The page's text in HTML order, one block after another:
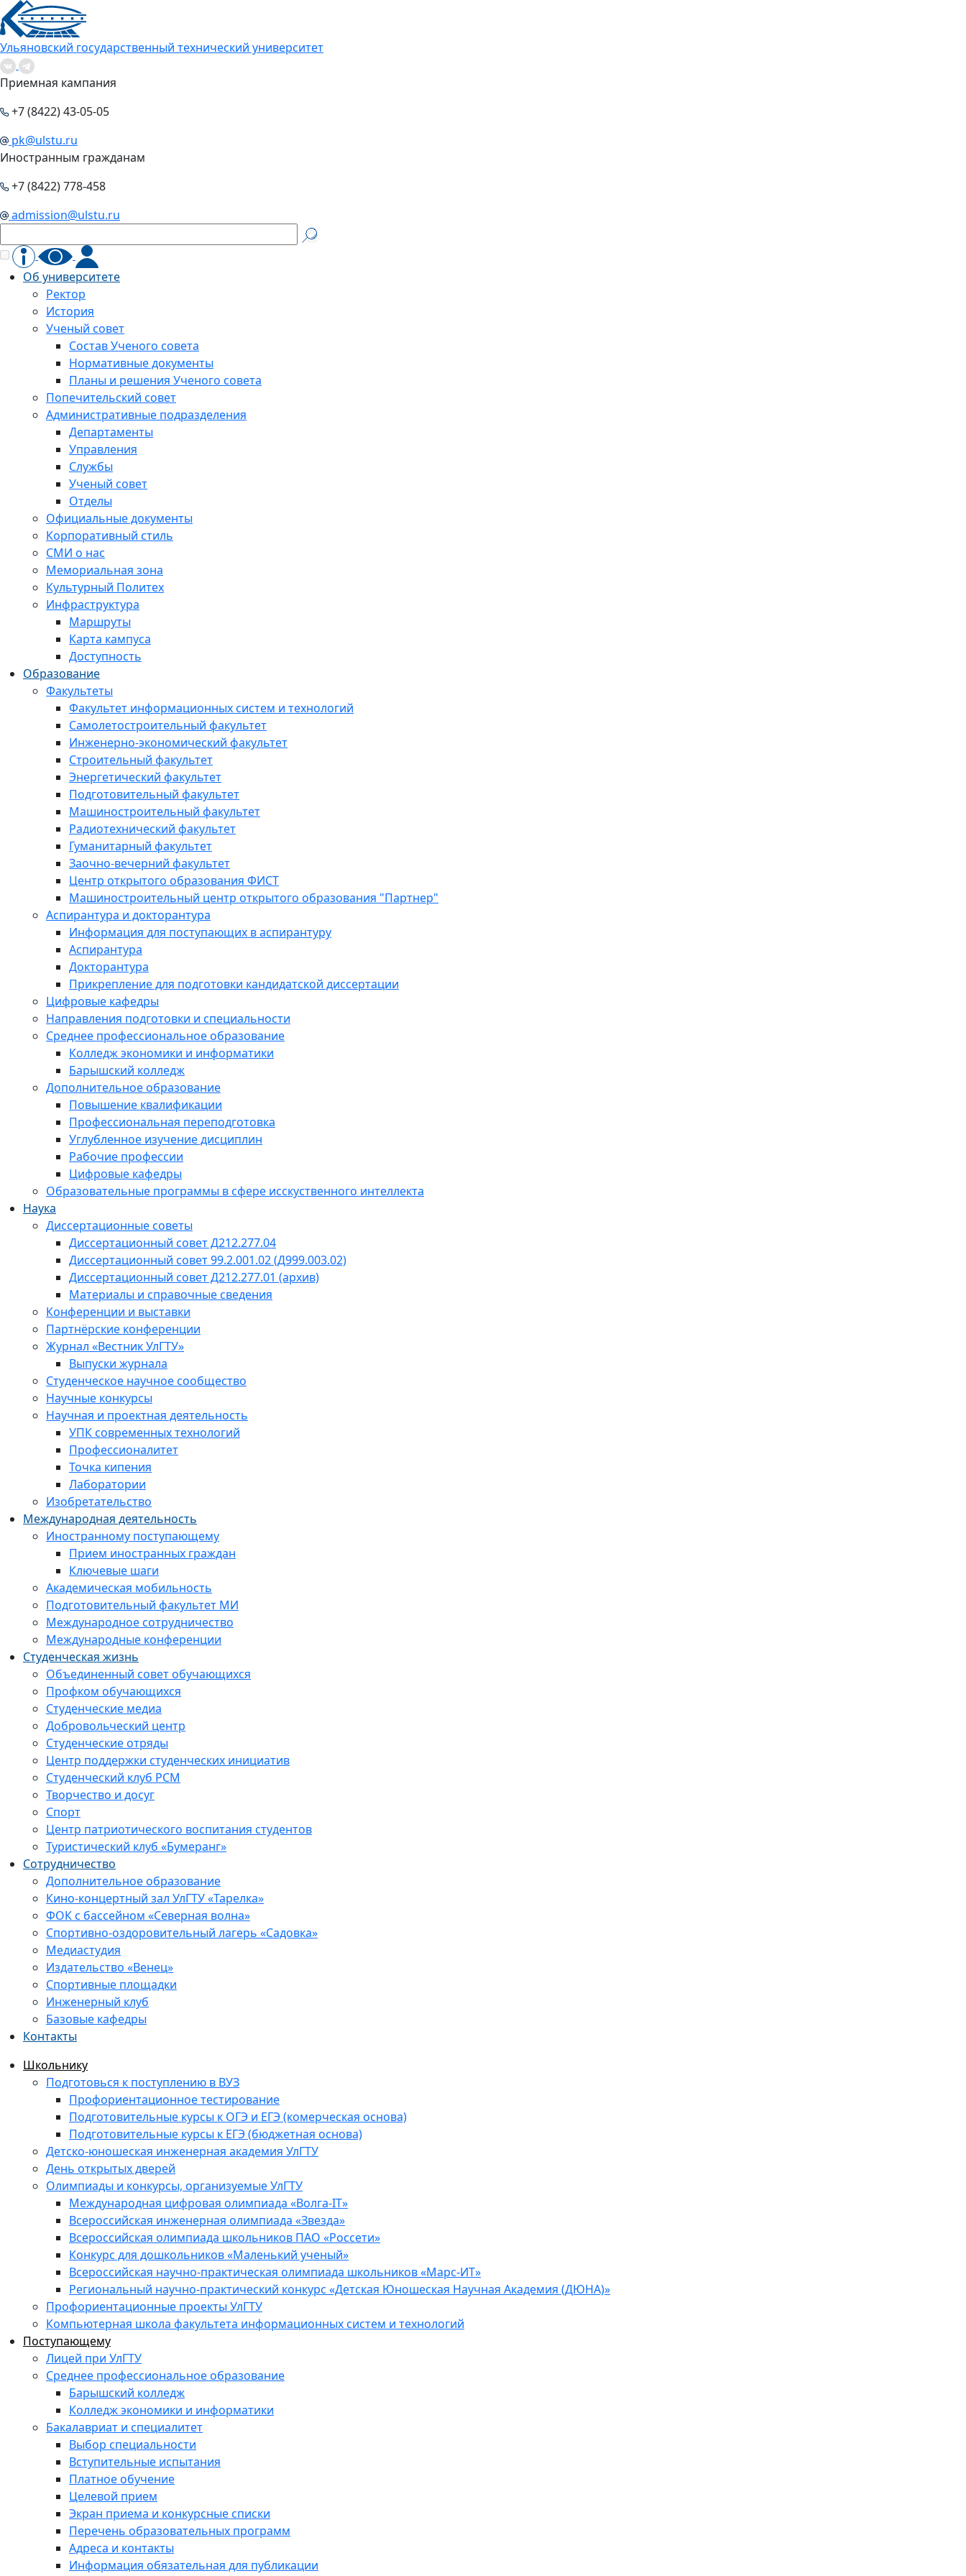
Ульяновский государственный технический университет
Приемная кампания
+7 (8422) 43-05-05
pk@ulstu.ru
Иностранным гражданам
+7 (8422) 778-458
admission@ulstu.ru
Об университете
Ректор
История
Ученый совет
Состав Ученого совета
Нормативные документы
Планы и решения Ученого совета
Попечительский совет
Административные подразделения
Департаменты
Управления
Службы
Ученый совет
Отделы
Официальные документы
Корпоративный стиль
СМИ о нас
Мемориальная зона
Культурный Политех
Инфраструктура
Маршруты
Карта кампуса
Доступность
Образование
Факультеты
Факультет информационных систем и технологий
Самолетостроительный факультет
Инженерно-экономический факультет
Строительный факультет
Энергетический факультет
Подготовительный факультет
Машиностроительный факультет
Радиотехнический факультет
Гуманитарный факультет
Заочно-вечерний факультет
Центр открытого образования ФИСТ
Машиностроительный центр открытого образования "Партнер"
Аспирантура и докторантура
Информация для поступающих в аспирантуру
Аспирантура
Докторантура
Прикрепление для подготовки кандидатской диссертации
Цифровые кафедры
Направления подготовки и специальности
Среднее профессиональное образование
Колледж экономики и информатики
Барышский колледж
Дополнительное образование
Повышение квалификации
Профессиональная переподготовка
Углубленное изучение дисциплин
Рабочие профессии
Цифровые кафедры
Образовательные программы в сфере исскуственного интеллекта
Наука
Диссертационные советы
Диссертационный совет Д212.277.04
Диссертационный совет 99.2.001.02 (Д999.003.02)
Диссертационный совет Д212.277.01 (архив)
Материалы и справочные сведения
Конференции и выставки
Партнёрские конференции
Журнал «Вестник УлГТУ»
Выпуски журнала
Студенческое научное сообщество
Научные конкурсы
Научная и проектная деятельность
УПК современных технологий
Профессионалитет
Точка кипения
Лаборатории
Изобретательство
Международная деятельность
Иностранному поступающему
Прием иностранных граждан
Ключевые шаги
Академическая мобильность
Подготовительный факультет МИ
Международное сотрудничество
Международные конференции
Студенческая жизнь
Объединенный совет обучающихся
Профком обучающихся
Студенческие медиа
Добровольческий центр
Студенческие отряды
Центр поддержки студенческих инициатив
Студенческий клуб РСМ
Творчество и досуг
Спорт
Центр патриотического воспитания студентов
Туристический клуб «Бумеранг»
Сотрудничество
Дополнительное образование
Кино-концертный зал УлГТУ «Тарелка»
ФОК с бассейном «Северная волна»
Спортивно-оздоровительный лагерь «Садовка»
Медиастудия
Издательство «Венец»
Спортивные площадки
Инженерный клуб
Базовые кафедры
Контакты
Школьнику
Подготовься к поступлению в ВУЗ
Профориентационное тестирование
Подготовительные курсы к ОГЭ и ЕГЭ (комерческая основа)
Подготовительные курсы к ЕГЭ (бюджетная основа)
Детско-юношеская инженерная академия УлГТУ
День открытых дверей
Олимпиады и конкурсы, организуемые УлГТУ
Международная цифровая олимпиада «Волга-IT»
Всероссийская инженерная олимпиада «Звезда»
Всероссийская олимпиада школьников ПАО «Россети»
Конкурс для дошкольников «Маленький ученый»
Всероссийская научно-практическая олимпиада школьников «Марс-ИТ»
Региональный научно-практический конкурс «Детская Юношеская Научная Академия (ДЮНА)»
Профориентационные проекты УлГТУ
Компьютерная школа факультета информационных систем и технологий
Поступающему
Лицей при УлГТУ
Среднее профессиональное образование
Барышский колледж
Колледж экономики и информатики
Бакалавриат и специалитет
Выбор специальности
Вступительные испытания
Платное обучение
Целевой прием
Экран приема и конкурсные списки
Перечень образовательных программ
Адреса и контакты
Информация обязательная для публикации